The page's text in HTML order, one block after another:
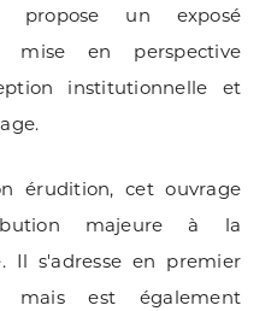
propose un exposé
mise en perspective
institutionnelle et
érudition, cet ouvrage
majeure à la
Il s'adresse en premier
mais est également